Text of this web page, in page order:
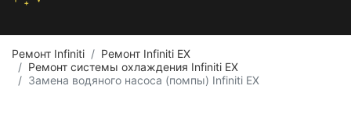
Ремонт Infiniti
Ремонт Infiniti EX
Ремонт системы охлаждения Infiniti EX
Замена водяного насоса (помпы) Infiniti EX